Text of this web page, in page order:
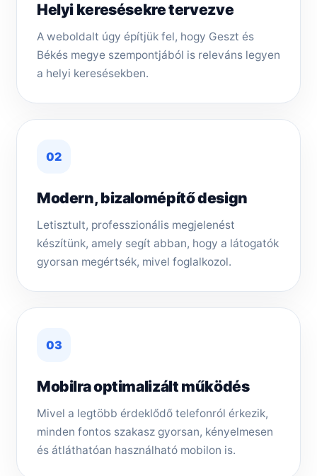
Helyi keresésekre tervezve
A weboldalt úgy építjük fel, hogy Geszt és
Békés megye szempontjából is releváns legyen
a helyi keresésekben.
02
Modern, bizalomépítő design
Letisztult, professzionális megjelenést
készítünk, amely segít abban, hogy a látogatók
gyorsan megértsék, mivel foglalkozol.
03
Mobilra optimalizált működés
Mivel a legtöbb érdeklődő telefonról érkezik,
minden fontos szakasz gyorsan, kényelmesen
és átláthatóan használható mobilon is.